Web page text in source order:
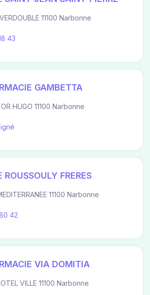
11100 Narbonne
43
GAMBETTA
HUGO 11100 Narbonne
ROUSSOULY FRERES
11100 Narbonne
42
VIA DOMITIA
VILLE 11100 Narbonne